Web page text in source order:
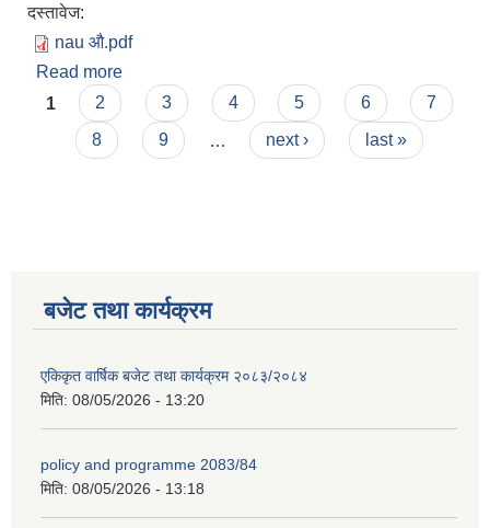
दस्तावेज:
nau औ.pdf
Read more
Pages
1 2 3 4 5 6
7
8
9 next › last »
बजेट तथा कार्यक्रम
एकिकृत वार्षिक बजेट तथा कार्यक्रम २०८३/२०८४
मिति: 08/05/2026 - 13:20
policy and programme 2083/84
मिति: 08/05/2026 - 13:18